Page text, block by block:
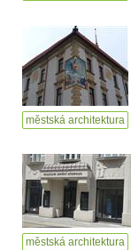
městská architektura
městská architektura